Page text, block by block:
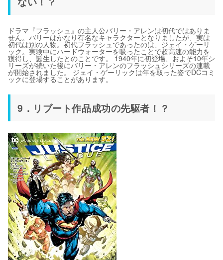
ドラマ『フラッシュ』の主人公バリー・アレンは初代ではありま
せん。バリーはかなり有名なキャラクターとなりましたが、実は
初代は別の人物。初代フラッシュであったのは、ジェイ・ゲーリ
ック。実験中にハードウォーターを吸ったことで超高速の能力を
獲得し、誕生したとのことです。 1940年に初登場、およそ10年シ
リーズが続いた後にバリー・アレンのフラッシュシリーズの連載
が開始されました。 ジェイ・ゲーリックは年を取った姿でDCコミ
ックに登場することがあります。
9．リブート作品成功の先駆者！？